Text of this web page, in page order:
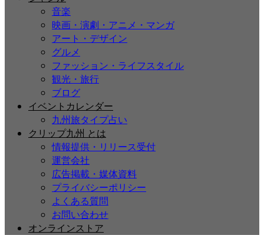
音楽
映画・演劇・アニメ・マンガ
アート・デザイン
グルメ
ファッション・ライフスタイル
観光・旅行
ブログ
イベントカレンダー
九州旅タイプ占い
クリップ九州 とは
情報提供・リリース受付
運営会社
広告掲載・媒体資料
プライバシーポリシー
よくある質問
お問い合わせ
オンラインストア